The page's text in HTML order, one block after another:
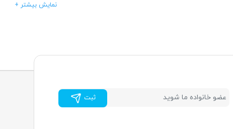
+ نمایش بیشتر
ثبت